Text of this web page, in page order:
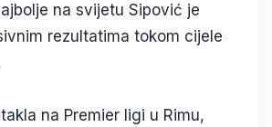
na svijetu Sipović je
rezultatima tokom cijele
na Premier ligi u Rimu,